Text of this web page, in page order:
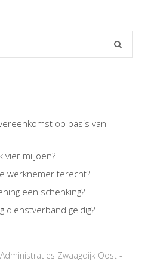
op basis van
vier miljoen?
werknemer terecht?
een schenking?
dienstverband geldig?
Zwaagdijk Oost -